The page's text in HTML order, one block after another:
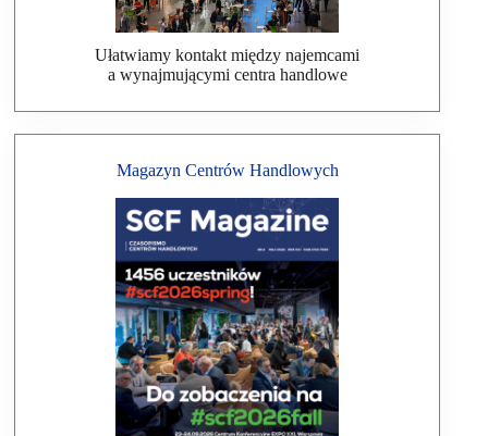
Ułatwiamy kontakt między najemcami
a wynajmującymi centra handlowe
Magazyn Centrów Handlowych